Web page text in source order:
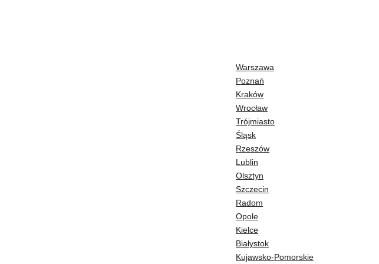
Warszawa
Poznań
Kraków
Wrocław
Trójmiasto
Śląsk
Rzeszów
Lublin
Olsztyn
Szczecin
Radom
Opole
Kielce
Białystok
Kujawsko-Pomorskie